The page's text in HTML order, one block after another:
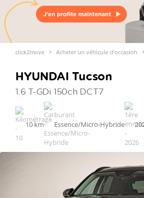
click2move Acheter un véhicule d'occasion
HYUNDAI Tucson
1.6 T-GDi 150ch DCT7
10 km Essence/Micro-Hybride